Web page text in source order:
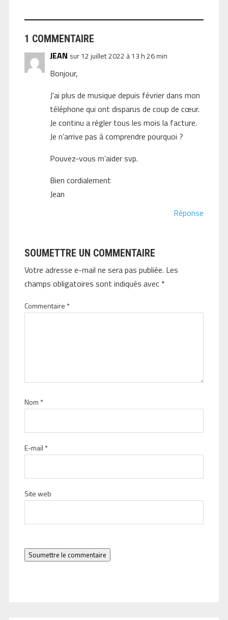
1 COMMENTAIRE
JEAN sur 12 juillet 2022 à 13 h 26 min
Bonjour,
J’ai plus de musique depuis février dans mon
téléphone qui ont disparus de coup de cœur.
Je continu a régler tous les mois la facture.
Je n’arrive pas à comprendre pourquoi ?
Pouvez-vous m’aider svp.
Bien cordialement
Jean
Réponse
SOUMETTRE UN COMMENTAIRE
Votre adresse e-mail ne sera pas publiée. Les
champs obligatoires sont indiqués avec *
Commentaire *
Nom *
E-mail *
Site web
Soumettre le commentaire